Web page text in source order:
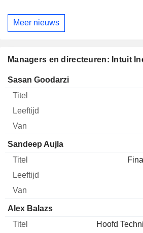
Meer nieuws
Managers en directeuren: Intuit
Bedrijfsleider Titel
Sasan Goodarzi
Sandeep Aujla
Alex Balazs
Hoofd